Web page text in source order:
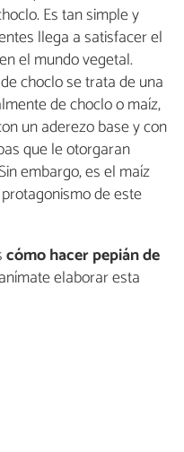
Es tan simple y
llega a satisfacer el
el mundo vegetal.
choclo se trata de una
de choclo o maíz,
un aderezo base y con
que le otorgaran
embargo, es el maíz
de este
cómo hacer pepián de
elaborar esta